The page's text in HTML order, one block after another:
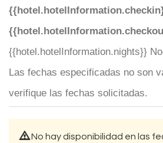
{{hotel.hotelInformation.nights}}
Las fechas especificadas no son
verifique las fechas solicitadas.
No hay disponibilidad en las